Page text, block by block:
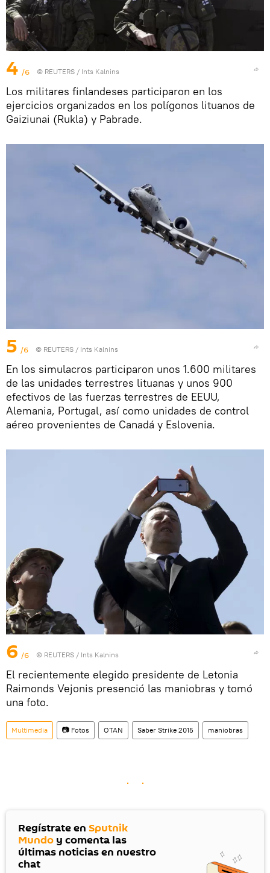
4 /6 © REUTERS / Ints Kalnins
Los militares finlandeses participaron en los
ejercicios organizados en los polígonos lituanos de
Gaiziunai (Rukla) y Pabrade.
5 /6 © REUTERS / Ints Kalnins
En los simulacros participaron unos 1.600 militares
de las unidades terrestres lituanas y unos 900
efectivos de las fuerzas terrestres de EEUU,
Alemania, Portugal, así como unidades de control
aéreo provenientes de Canadá y Eslovenia.
6 /6 © REUTERS / Ints Kalnins
El recientemente elegido presidente de Letonia
Raimonds Vejonis presenció las maniobras y tomó
una foto.
Multimedia 📷 Fotos OTAN Saber Strike 2015 maniobras
Regístrate en Sputnik
Mundo y comenta las
últimas noticias en nuestro
chat